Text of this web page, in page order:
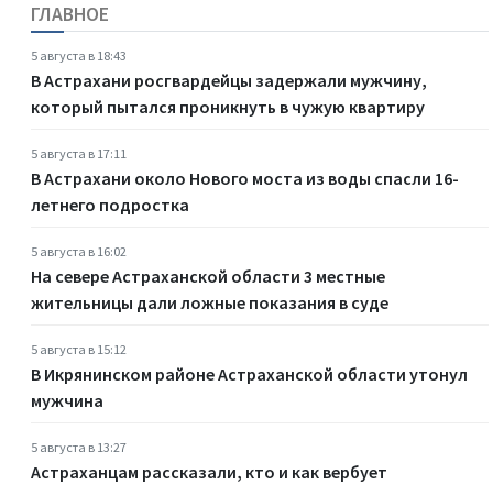
ГЛАВНОЕ
5 августа в 18:43
В Астрахани росгвардейцы задержали мужчину,
который пытался проникнуть в чужую квартиру
5 августа в 17:11
В Астрахани около Нового моста из воды спасли 16-
летнего подростка
5 августа в 16:02
На севере Астраханской области 3 местные
жительницы дали ложные показания в суде
5 августа в 15:12
В Икрянинском районе Астраханской области утонул
мужчина
5 августа в 13:27
Астраханцам рассказали, кто и как вербует